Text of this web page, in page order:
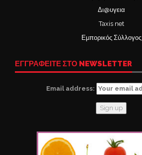
Δι@υγεια
Taxis net
Εμπορικός Σύλλογος
ΕΓΓΡΑΦΕΙΤΕ ΣΤΟ NEWSLETTER
Email address: